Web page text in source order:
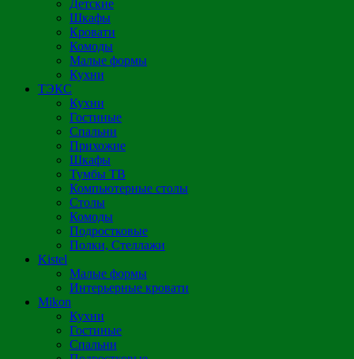
Детские
Шкафы
Кровати
Комоды
Малые формы
Кухни
ТЭКС
Кухни
Гостиные
Спальни
Прихожие
Шкафы
Тумбы ТВ
Компьютерные столы
Столы
Комоды
Подростковые
Полки, Стеллажи
Kistel
Малые формы
Интерьерные кровати
Mikon
Кухни
Гостиные
Спальни